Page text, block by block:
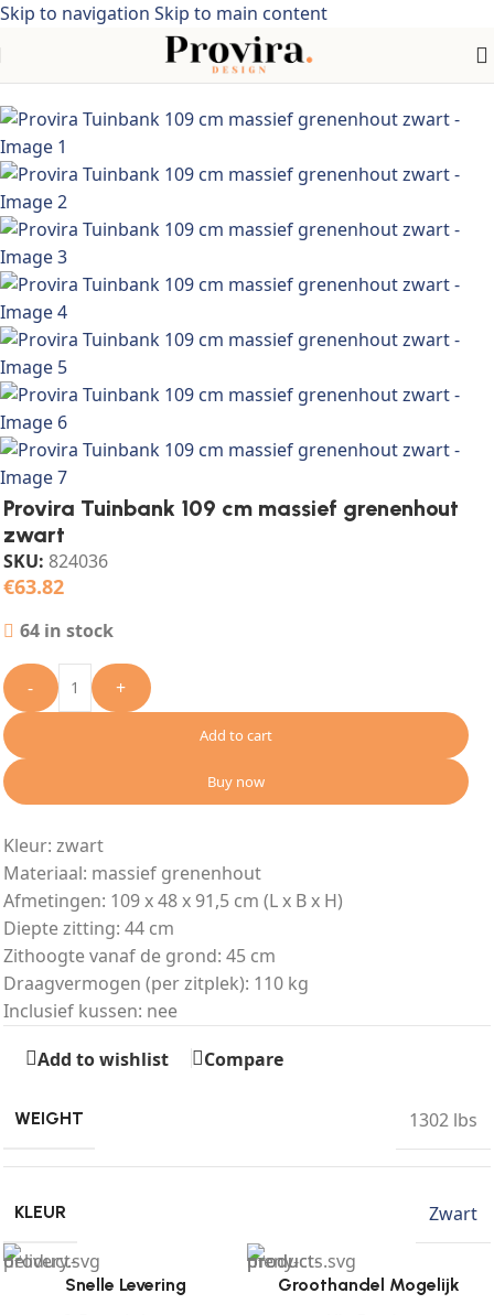
Skip to navigation Skip to main content
Meubelen > Tuinmeubelen > Tuinzitjes> Acaciahout
Provira Tuinbank 109 cm massief grenenhout
zwart
SKU: 824036
€63.82
64 in stock
- +
Add to cart
Buy now
Kleur: zwart
Materiaal: massief grenenhout
Afmetingen: 109 x 48 x 91,5 cm (L x B x H)
Diepte zitting: 44 cm
Zithoogte vanaf de grond: 45 cm
Draagvermogen (per zitplek): 110 kg
Inclusief kussen: nee
Add to wishlist
Compare
WEIGHT 1302 lbs
KLEUR Zwart
Snelle Levering Groothandel Mogelijk